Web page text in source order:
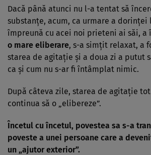
Dacă până atunci nu l-a tentat să
substanțe, acum, ca urmare a dorinței
împreună cu acei noi prieteni ai săi, a
o mare eliberare, s-a simțit relaxat, a
starea de agitație și a doua zi a putut
ca și cum nu s-ar fi întâmplat nimic.
După câteva zile, starea de agitație
continua să o „elibereze”.
Încetul cu încetul, povestea sa s-a
poveste a unei persoane care a
un „ajutor exterior”.